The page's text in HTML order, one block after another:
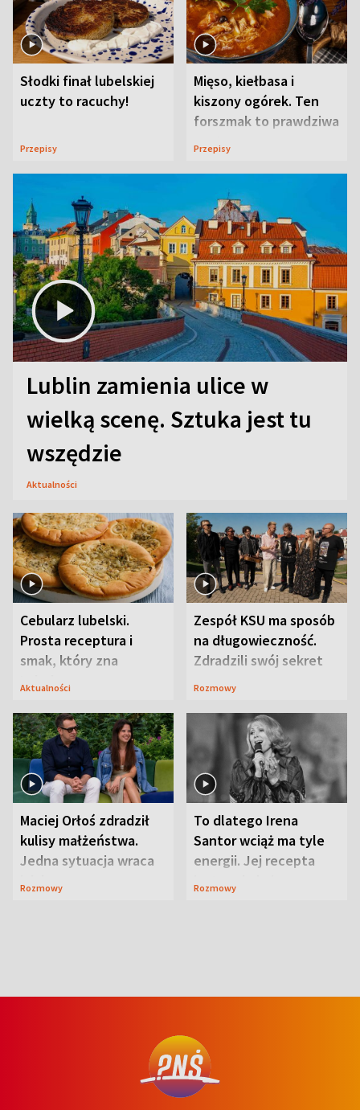
Słodki finał lubelskiej
uczty to racuchy!
Przepisy
Mięso, kiełbasa i
kiszony ogórek. Ten
forszmak to prawdziwa
uczta
Przepisy
Lublin zamienia ulice w
wielką scenę. Sztuka jest tu
wszędzie
Aktualności
Cebularz lubelski.
Prosta receptura i
smak, który zna
Lubelszczyzna
Aktualności
Zespół KSU ma sposób
na długowieczność.
Zdradzili swój sekret
Rozmowy
Maciej Orłoś zdradził
kulisy małżeństwa.
Jedna sytuacja wraca
jak bumerang
Rozmowy
To dlatego Irena
Santor wciąż ma tyle
energii. Jej recepta
jest zaskakująco
Rozmowy